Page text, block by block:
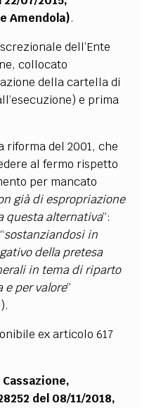
Amendola).
dell’Ente
collocato
della cartella di
e prima
riforma del 2001, che
al fermo rispetto
per mancato
già di espropriazione
questa alternativa”:
sostanziandosi in
della pretesa
in tema di riparto
e per valore”
ex articolo 617
del 08/11/2018,